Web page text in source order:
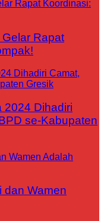
Rapat
2024 Dihadiri
se-Kabupaten
dan Wamen